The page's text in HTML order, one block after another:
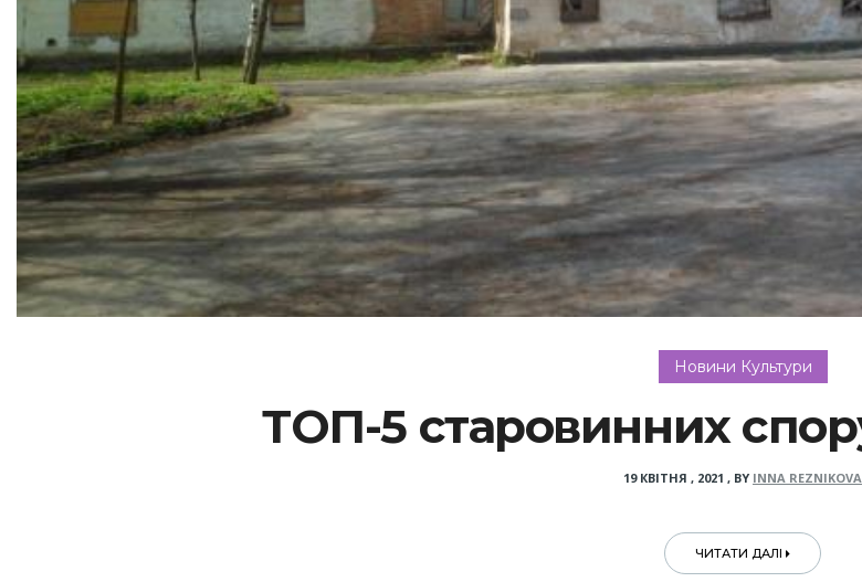
Новини Культури
ТОП-5 старовинних
19 КВІТНЯ , 2021 , BY INNA REZNIKOVA
ЧИТАТИ ДАЛІ